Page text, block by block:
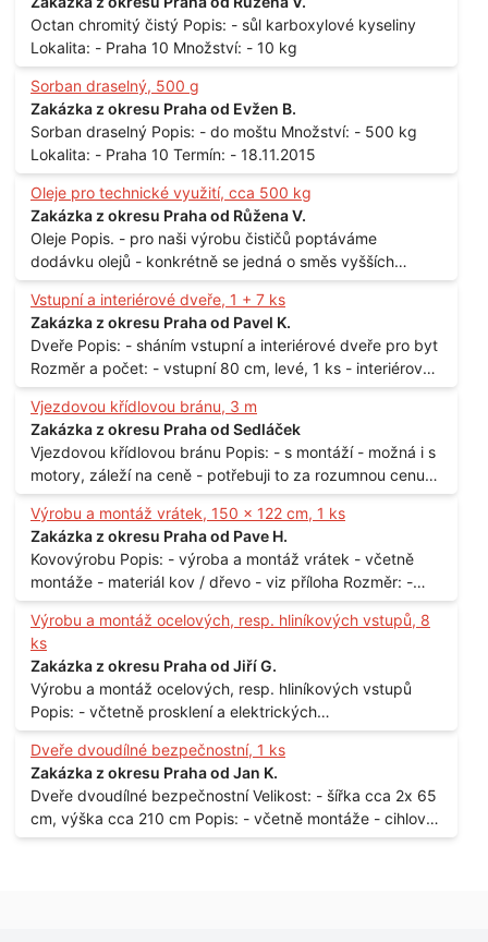
Octan chromitý čistý Popis: - sůl karboxylové kyseliny
Lokalita: - Praha 10 Množství: - 10 kg
Sorban draselný, 500 g
Zakázka z okresu Praha od Evžen B.
Sorban draselný Popis: - do moštu Množství: - 500 kg
Lokalita: - Praha 10 Termín: - 18.11.2015
Oleje pro technické využití, cca 500 kg
Zakázka z okresu Praha od Růžena V.
Oleje Popis. - pro naši výrobu čističů poptáváme
dodávku olejů - konkrétně se jedná o směs vyšších
mastných kyselin s převahou olejové kyseliny - účelem je
technické využití - hustota při 20°C - cca 870 kg / m3
Balení: - po 190 kg v sudu Množství: - cca 500 kg - roční
spotřeba Lokalita: - Praha
Vstupní a interiérové dveře, 1 + 7 ks
Zakázka z okresu Praha od Pavel K.
Dveře Popis: - sháním vstupní a interiérové dveře pro byt
Rozměr a počet: - vstupní 80 cm, levé, 1 ks - interiérové
80 cm, levé, 2 ks - 80 cm, pravé, 3 ks - 60 cm, levé, 2 ks
Lokalita: - Praha 10
Vjezdovou křídlovou bránu, 3 m
Zakázka z okresu Praha od Sedláček
Vjezdovou křídlovou bránu Popis: - s montáží - možná i s
motory, záleží na ceně - potřebuji to za rozumnou cenu
Materiál: - ocel Množství: - 1 ks Velikost: - 3 m Lokalita: -
Praha
Výrobu a montáž vrátek, 150 x 122 cm, 1 ks
Zakázka z okresu Praha od Pave H.
Kovovýrobu Popis: - výroba a montáž vrátek - včetně
montáže - materiál kov / dřevo - viz příloha Rozměr: -
150 x 122 cm Lokalita: - Senohraby Nabídky na e-mail.
Výrobu a montáž ocelových, resp. hliníkových vstupů, 8
ks
Zakázka z okresu Praha od Jiří G.
Výrobu a montáž ocelových, resp. hliníkových vstupů
Popis: - včtetně prosklení a elektrických
samozamýkacích zámků pro panelový dům - jedná se o
vchodové dveře umístěné v zarámovaném a proskleném
portálu - předmětem dodávky bude i demontáž
stávajících a už nevyhovujících prosklených,
umělohmotných vstupů Množství: - 8 ks Lokalita: - 7, 9,
Dveře dvoudílné bezpečnostní, 1 ks
Zakázka z okresu Praha od Jan K.
Dveře dvoudílné bezpečnostní Velikost: - šířka cca 2x 65
cm, výška cca 210 cm Popis: - včetně montáže - cihlový
dům, 2. patro - vchod z chodby - rozměry bez zárubní